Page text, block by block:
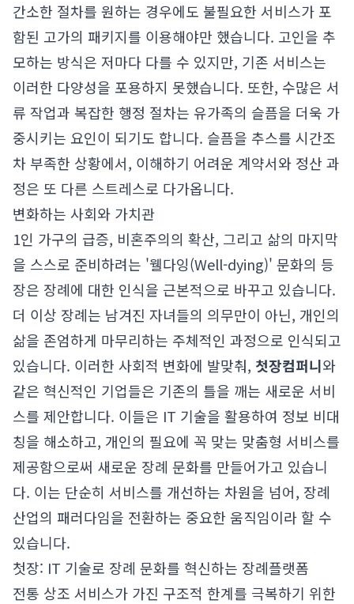
간소한 절차를 원하는 경우에도 불필요한 서비스가 포
함된 고가의 패키지를 이용해야만 했습니다. 고인을 추
모하는 방식은 저마다 다를 수 있지만, 기존 서비스는
이러한 다양성을 포용하지 못했습니다. 또한, 수많은 서
류 작업과 복잡한 행정 절차는 유가족의 슬픔을 더욱 가
중시키는 요인이 되기도 합니다. 슬픔을 추스를 시간조
차 부족한 상황에서, 이해하기 어려운 계약서와 정산 과
정은 또 다른 스트레스로 다가옵니다.
변화하는 사회와 가치관
1인 가구의 급증, 비혼주의의 확산, 그리고 삶의 마지막
을 스스로 준비하려는 '웰다잉(Well-dying)' 문화의 등
장은 장례에 대한 인식을 근본적으로 바꾸고 있습니다.
더 이상 장례는 남겨진 자녀들의 의무만이 아닌, 개인의
삶을 존엄하게 마무리하는 주체적인 과정으로 인식되고
있습니다. 이러한 사회적 변화에 발맞춰, 첫장컴퍼니와
같은 혁신적인 기업들은 기존의 틀을 깨는 새로운 서비
스를 제안합니다. 이들은 IT 기술을 활용하여 정보 비대
칭을 해소하고, 개인의 필요에 꼭 맞는 맞춤형 서비스를
제공함으로써 새로운 장례 문화를 만들어가고 있습니
다. 이는 단순히 서비스를 개선하는 차원을 넘어, 장례
산업의 패러다임을 전환하는 중요한 움직임이라 할 수
있습니다.
첫장: IT 기술로 장례 문화를 혁신하는 장례플랫폼
전통 상조 서비스가 가진 구조적 한계를 극복하기 위한